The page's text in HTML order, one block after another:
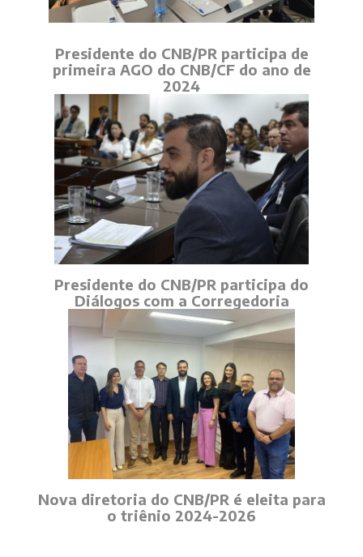
Presidente do CNB/PR participa de
primeira AGO do CNB/CF do ano de
2024
Presidente do CNB/PR participa do
Diálogos com a Corregedoria
Nova diretoria do CNB/PR é eleita para
o triênio 2024-2026